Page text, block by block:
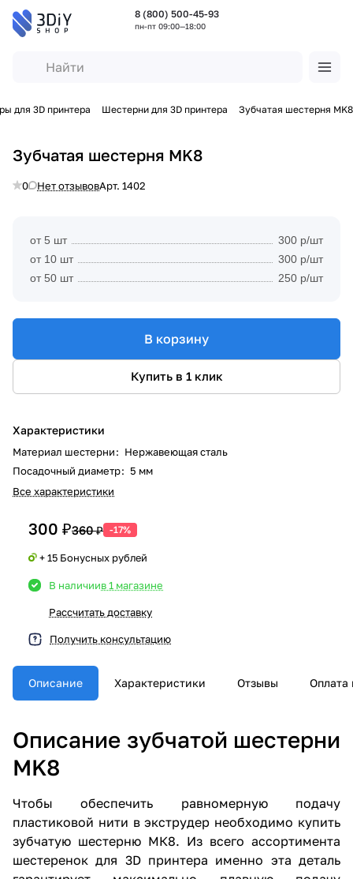
8 (800) 500-45-93
пн-пт 09:00—18:00
для 3D принтера Шестерни для 3D принтера Зубчатая шестерня MK8
Зубчатая шестерня MK8
0 Нет отзывовАрт. 1402
от 5 шт
300 р/шт
от 10 шт
300 р/шт
от 50 шт
250 р/шт
В корзину
Купить в 1 клик
Характеристики
Материал шестерни: Нержавеющая сталь
Посадочный диаметр: 5 мм
Все характеристики
300 ₽360 ₽ -17%
+ 15 Бонусных рублей
В наличиив 1 магазине
Рассчитать доставку
Получить консультацию
Описание Характеристики Отзывы Оплата
Описание зубчатой шестерни
MK8
Чтобы обеспечить равномерную подачу
пластиковой нити в экструдер необходимо купить
зубчатую шестерню МК8. Из всего ассортимента
шестеренок для 3D принтера именно эта деталь